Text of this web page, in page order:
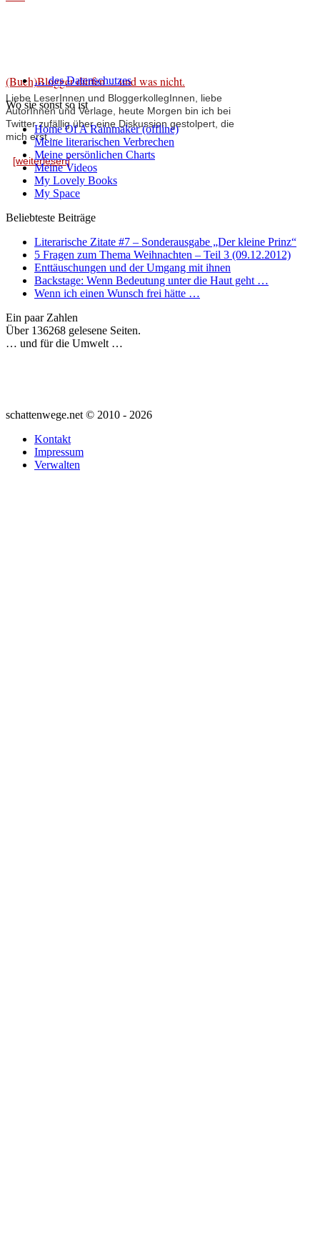
(Buch)Blogger dürfen ... und was nicht.
Liebe LeserInnen und BloggerkollegInnen, liebe
AutorInnen und Verlage, heute Morgen bin ich bei
Twitter zufällig über eine Diskussion gestolpert, die
mich erst ...
[weiterlesen]
… des Datenschutzes
Wo sie sonst so ist
Home Of A Rainmaker (offline)
Meine literarischen Verbrechen
Meine persönlichen Charts
Meine Videos
My Lovely Books
My Space
Beliebteste Beiträge
Literarische Zitate #7 – Sonderausgabe „Der kleine Prinz“
5 Fragen zum Thema Weihnachten – Teil 3 (09.12.2012)
Enttäuschungen und der Umgang mit ihnen
Backstage: Wenn Bedeutung unter die Haut geht …
Wenn ich einen Wunsch frei hätte …
Ein paar Zahlen
Über 136268 gelesene Seiten.
… und für die Umwelt …
schattenwege.net © 2010 - 2026
Kontakt
Impressum
Verwalten